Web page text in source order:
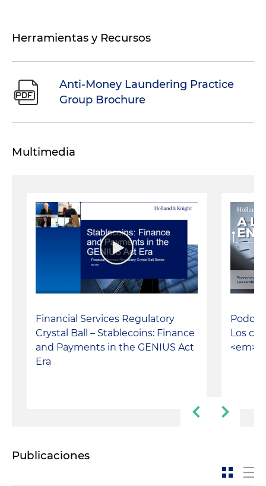
Herramientas y Recursos
Anti-Money Laundering Practice
Group Brochure
Multimedia
Financial Services Regulatory
Crystal Ball – Stablecoins: Finance
and Payments in the GENIUS Act
Era
Los
Publicaciones